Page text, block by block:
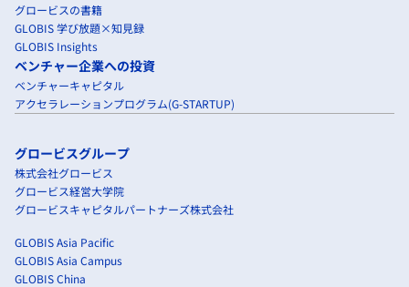
グロービスの書籍
GLOBIS 学び放題×知見録
GLOBIS Insights
ベンチャー企業への投資
ベンチャーキャピタル
アクセラレーションプログラム(G-STARTUP)
グロービスグループ
株式会社グロービス
グロービス経営大学院
グロービスキャピタルパートナーズ株式会社
GLOBIS Asia Pacific
GLOBIS Asia Campus
GLOBIS China